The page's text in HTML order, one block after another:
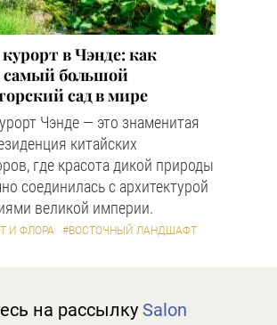
в Чэнде: как
самый большой
сад в мире
Чэнде — это знаменитая
китайских
где красота дикой природы
соединилась с архитектурой
великой империи.
И ФЛОРА #ВОСТОЧНЫЙ ЛАНДШАФТ
на рассылку Salon